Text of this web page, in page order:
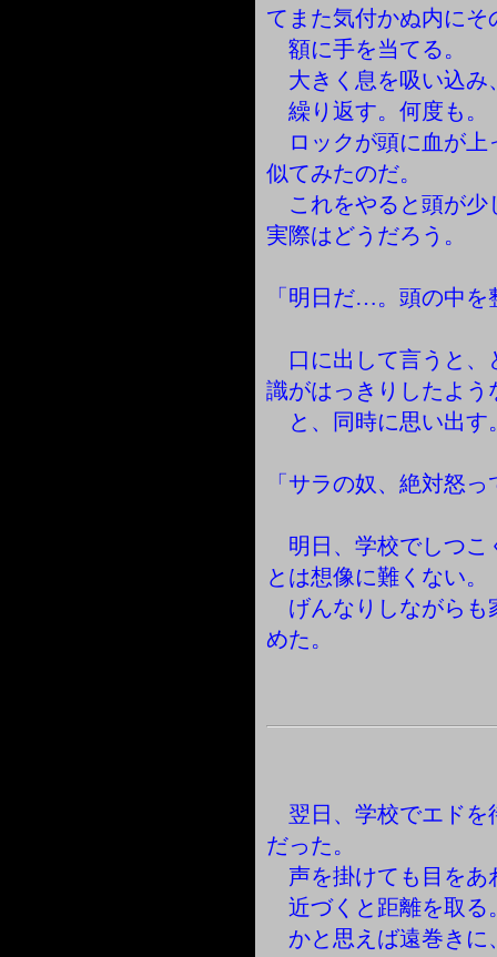
てまた気付かぬ内に
額に手を当てる。
大きく息を吸い込み
繰り返す。何度も。
ロックが頭に血が上
似てみたのだ。
これをやると頭が少
実際はどうだろう。
「明日だ…。頭の中
口に出して言うと、
識がはっきりしたよう
と、同時に思い出す
「サラの奴、絶対怒
明日、学校でしつこ
とは想像に難くない。
げんなりしながらも
めた。
翌日、学校でエドを
だった。
声を掛けても目をあ
近づくと距離を取る
かと思えば遠巻きに